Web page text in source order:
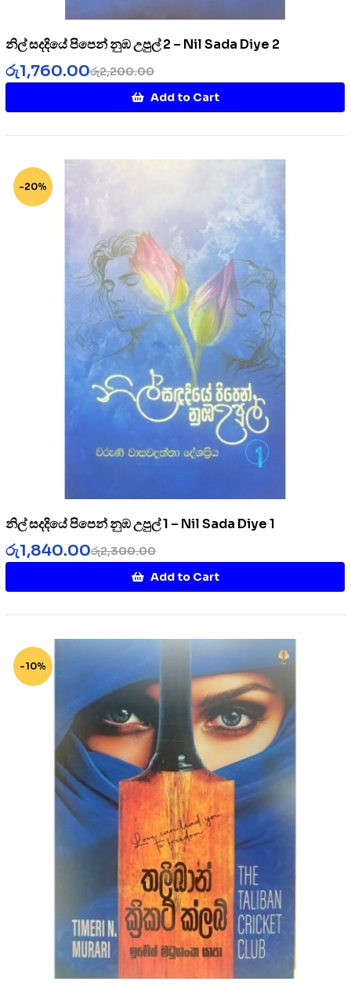
නිල් සදදියේ පිපෙන් නුඹ උපුල් 2 – Nil Sada Diye 2
රු2,200.00
රු1,760.00
Add to Cart
-20%
නිල් සදදියේ පිපෙන් නුඹ උපුල් 1 – Nil Sada Diye 1
රු2,300.00
රු1,840.00
Add to Cart
-10%